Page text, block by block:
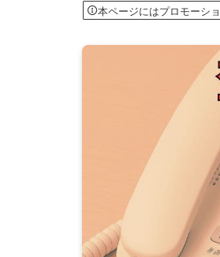
本ページにはプロモーシ